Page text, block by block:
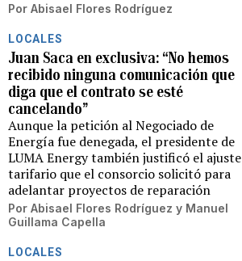
Por Abisael Flores Rodríguez
LOCALES
Juan Saca en exclusiva: “No hemos
recibido ninguna comunicación que
diga que el contrato se esté
cancelando”
Aunque la petición al Negociado de
Energía fue denegada, el presidente de
LUMA Energy también justificó el ajuste
tarifario que el consorcio solicitó para
adelantar proyectos de reparación
Por Abisael Flores Rodríguez y Manuel
Guillama Capella
LOCALES